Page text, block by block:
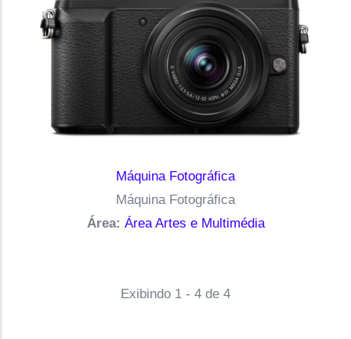
Máquina Fotográfica
Máquina Fotográfica
Área: Área Artes e Multimédia
Exibindo 1 - 4 de 4